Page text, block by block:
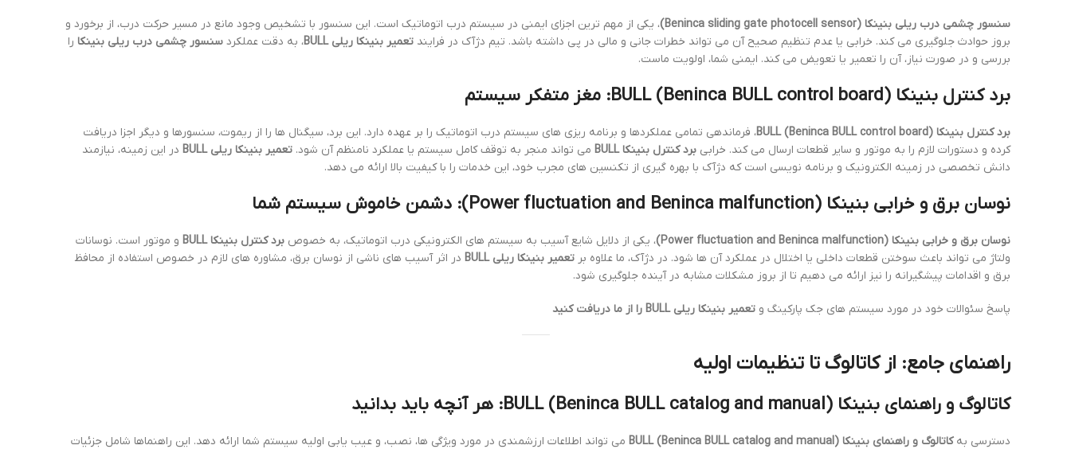
سنسور چشمی درب ریلی بنینکا (Beninca sliding gate photocell sensor)
، یکی از مهم ترین اجزای ایمنی در سیستم درب اتوماتیک است. این سنسور با تشخیص وجود مانع در مسیر حرکت درب، از برخورد و
بروز حوادث جلوگیری می کند. خرابی یا عدم تنظیم صحیح آن می تواند خطرات جانی و مالی در پی داشته باشد. تیم دژآک در فرایند تعمیر بنینکا ریلی BULL ، به دقت عملکرد سنسور چشمی درب ریلی بنینکا را
بررسی و در صورت نیاز، آن را تعمیر یا تعویض می کند. ایمنی شما، اولویت ماست.
برد کنترل بنینکا BULL (Beninca BULL control board): مغز متفکر سیستم
برد کنترل بنینکا BULL (Beninca BULL control board)
، فرماندهی تمامی عملکردها و برنامه ریزی های سیستم درب اتوماتیک را بر عهده دارد. این برد، سیگنال ها را از ریموت، سنسورها و دیگر اجزا دریافت
کرده و دستورات لازم را به موتور و سایر قطعات ارسال می کند. خرابی برد کنترل بنینکا BULL می تواند منجر به توقف کامل سیستم یا عملکرد نامنظم آن شود. تعمیر بنینکا ریلی BULL
در این زمینه، نیازمند
دانش تخصصی در زمینه الکترونیک و برنامه نویسی است که دژآک با بهره گیری از تکنسین های مجرب خود، این خدمات را با کیفیت بالا ارائه می دهد.
نوسان برق و خرابی بنینکا (Power fluctuation and Beninca malfunction): دشمن خاموش سیستم شما
نوسان برق و خرابی بنینکا (Power fluctuation and Beninca malfunction) ، یکی از دلایل شایع آسیب به سیستم های الکترونیکی درب اتوماتیک، به خصوص برد کنترل بنینکا BULL
و موتور است. نوسانات
ولتاژ می تواند باعث سوختن قطعات داخلی یا اختلال در عملکرد آن ها شود. در دژآک، ما علاوه بر تعمیر بنینکا ریلی BULL
در اثر آسیب های ناشی از نوسان برق، مشاوره های لازم در خصوص استفاده از محافظ
برق و اقدامات پیشگیرانه را نیز ارائه می دهیم تا از بروز مشکلات مشابه در آینده جلوگیری شود.
پاسخ سئوالات خود در مورد سیستم های جک پارکینگ و تعمیر بنینکا ریلی BULL را از ما دریافت کنید
راهنمای جامع: از کاتالوگ تا تنظیمات اولیه
کاتالوگ و راهنمای بنینکا BULL (Beninca BULL catalog and manual): هر آنچه باید بدانید
دسترسی بهکاتالوگ و راهنمای بنینکا BULL (Beninca BULL catalog and manual)
می تواند اطلاعات ارزشمندی در مورد ویژگی ها، نصب، و عیب یابی اولیه سیستم شما ارائه دهد. این راهنماها شامل جزئیات